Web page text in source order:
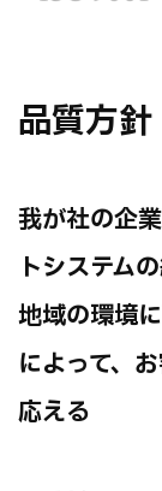
品質方針
我が社の企
トシステム
地域の環境
によって、
応える